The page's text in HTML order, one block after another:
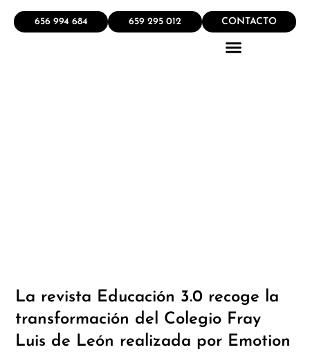
656 994 684 659 295 012 CONTACTO
La revista Educación 3.0 recoge la
transformación del Colegio Fray
Luis de León realizada por Emotion